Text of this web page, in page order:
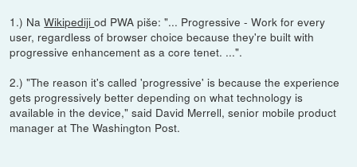
1.) NaWikipedijiod PWA piše: "... Progressive - Work for every
user, regardless of browser choice because they're built with
progressive enhancement as a core tenet. ...".
2.) "The reason it's called 'progressive' is because the experience
gets progressively better depending on what technology is
available in the device," said David Merrell, senior mobile product
manager at The Washington Post.